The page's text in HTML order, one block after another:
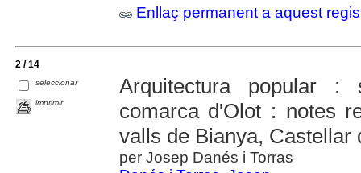
Enllaç permanent a aquest
2 / 14
seleccionar
imprimir
Arquitectura popular :
comarca d'Olot : notes
valls de Bianya, Castellar
per Josep Danés i Torras